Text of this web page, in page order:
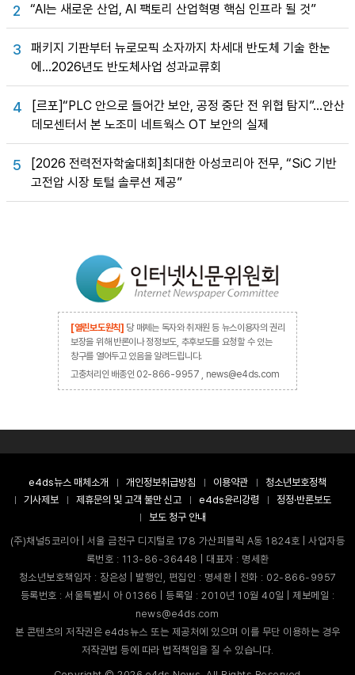
2 “AI는 새로운 산업, AI 팩토리 산업혁명 핵심 인프라 될 것”
3
패키지 기판부터 뉴로모픽 소자까지 차세대 반도체 기술 한눈
에…2026년도 반도체사업 성과교류회
4
[르포]“PLC 안으로 들어간 보안, 공정 중단 전 위협 탐지”…안산
데모센터서 본 노조미 네트웍스 OT 보안의 실제
5
[2026 전력전자학술대회]최대한 아성코리아 전무, “SiC 기반
고전압 시장 토털 솔루션 제공”
[열린보도원칙] 당 매체는 독자와 취재원 등 뉴스이용자의 권리
보장을 위해 반론이나 정정보도, 추후보도를 요청할 수 있는
창구를 열어두고 있음을 알려드립니다.
고충처리인 배종인 02-866-9957 , news@e4ds.com
e4ds뉴스 매체소개 개인정보취급방침 이용약관
청소년보호정책
기사제보
제휴문의 및 고객 불만 신고 e4ds윤리강령
정정·반론보도
보도 청구 안내
(주)채널5코리아 | 서울 금천구 디지털로 178 가산퍼블릭 A동 1824호 | 사업자등
록번호 : 113-86-36448 | 대표자 : 명세환
청소년보호책임자 : 장은성 | 발행인, 편집인 : 명세환 | 전화 : 02-866-9957
등록번호 : 서울특별시 아 01366 | 등록일 : 2010년 10월 40일 | 제보메일 :
news@e4ds.com
본 콘텐츠의 저작권은 e4ds뉴스 또는 제공처에 있으며 이를 무단 이용하는 경우
저작권법 등에 따라 법적책임을 질 수 있습니다.